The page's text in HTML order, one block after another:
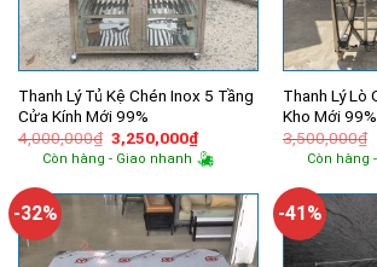
Thanh Lý Tủ Kệ Chén Inox 5 Tầng
Cửa Kính Mới 99%
4,000,000₫ Giá
gốc
là:
3,250,000₫Giá
hiện
tại
3,250,000₫.
Còn hàng - Giao nhanh
Thanh Lý Lò
Kho Mới 99%
3,500,000₫
Còn hàng
-32% -41%